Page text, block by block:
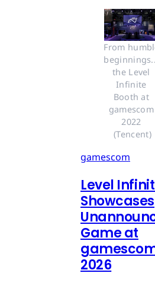
From
the Level
Infinite
Booth at
gamescom
2022
(Tencent)
gamescom
Level
Showcases
Game at
2026